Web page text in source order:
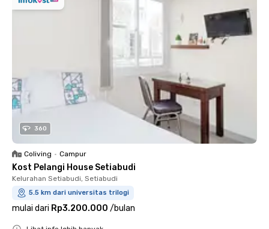
360
Coliving • Campur
Kost Pelangi House Setiabudi
Kelurahan Setiabudi, Setiabudi
5.5 km dari universitas trilogi
mulai dari Rp3.200.000 /bulan